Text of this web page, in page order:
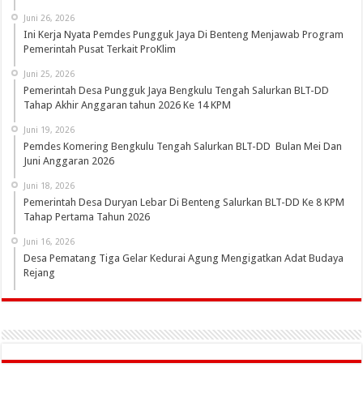
Juni 26, 2026
Ini Kerja Nyata Pemdes Pungguk Jaya Di Benteng Menjawab Program
Pemerintah Pusat Terkait ProKlim
Juni 25, 2026
Pemerintah Desa Pungguk Jaya Bengkulu Tengah Salurkan BLT-DD
Tahap Akhir Anggaran tahun 2026 Ke 14 KPM
Juni 19, 2026
Pemdes Komering Bengkulu Tengah Salurkan BLT-DD Bulan Mei Dan
Juni Anggaran 2026
Juni 18, 2026
Pemerintah Desa Duryan Lebar Di Benteng Salurkan BLT-DD Ke 8 KPM
Tahap Pertama Tahun 2026
Juni 16, 2026
Desa Pematang Tiga Gelar Kedurai Agung Mengigatkan Adat Budaya
Rejang